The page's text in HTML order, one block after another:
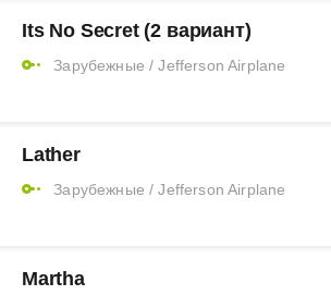
Its No Secret (2 вариант)
Зарубежные /Jefferson Airplane
Lather
Зарубежные /Jefferson Airplane
Martha